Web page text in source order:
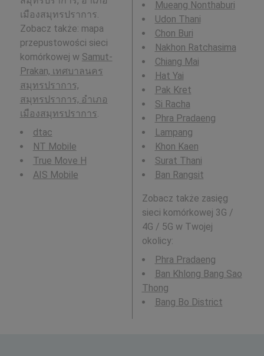
เมืองสมุทรปราการ.
Zobacz także: mapa
przepustowości sieci
komórkowej w Samut-
Prakan, เทศบาลนคร
สมุทรปราการ,
สมุทรปราการ, อำเภอ
เมืองสมุทรปราการ.
dtac
NT Mobile
True Move H
AIS Mobile
Mueang Nonthaburi
Udon Thani
Chon Buri
Nakhon Ratchasima
Chiang Mai
Hat Yai
Pak Kret
Si Racha
Phra Pradaeng
Lampang
Khon Kaen
Surat Thani
Ban Rangsit
Zobacz także zasięg
sieci komórkowej 3G /
4G / 5G w Twojej
okolicy:
Phra Pradaeng
Ban Khlong Bang Sao
Thong
Bang Bo District